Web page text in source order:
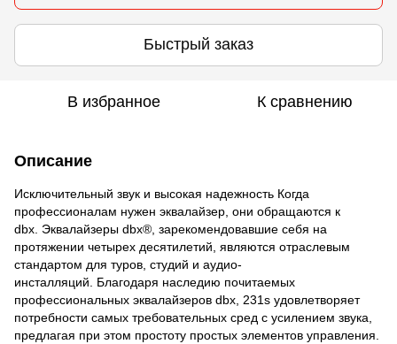
Быстрый заказ
В избранное К сравнению
Описание
Исключительный звук и высокая надежность Когда
профессионалам нужен эквалайзер, они обращаются к
dbx. Эквалайзеры dbx®, зарекомендовавшие себя на
протяжении четырех десятилетий, являются отраслевым
стандартом для туров, студий и аудио-
инсталляций. Благодаря наследию почитаемых
профессиональных эквалайзеров dbx, 231s удовлетворяет
потребности самых требовательных сред с усилением звука,
предлагая при этом простоту простых элементов управления.